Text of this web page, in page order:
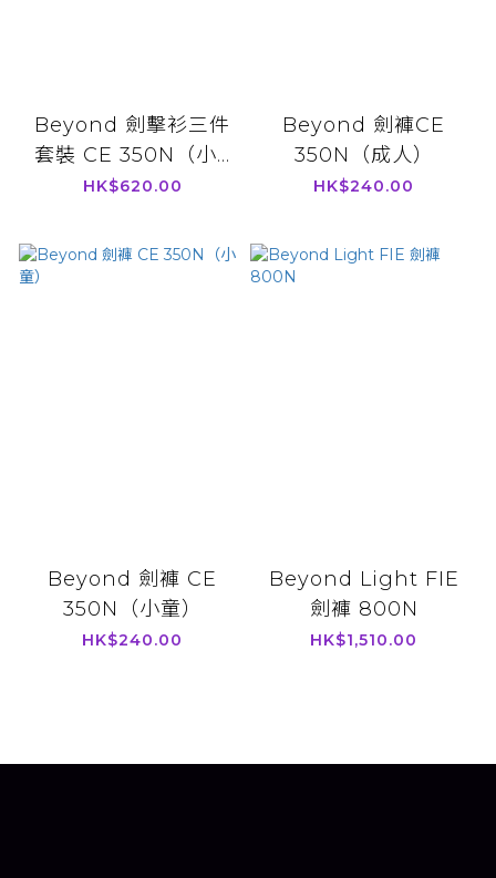
Beyond 劍擊衫三件
套裝 CE 350N（小...
HK$620.00
Beyond 劍褲CE
350N（成人）
HK$240.00
Beyond 劍褲 CE
350N（小童）
HK$240.00
Beyond Light FIE
劍褲 800N
HK$1,510.00